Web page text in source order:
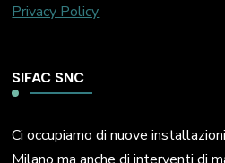
Privacy Policy
SIFAC SNC
Ci occupiamo di nuove